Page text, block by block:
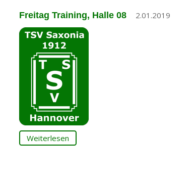
Freitag Training, Halle 08 2.01.2019
Weiterlesen